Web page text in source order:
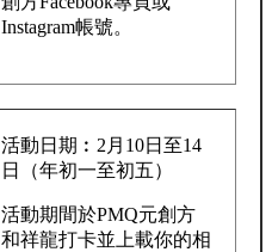
Instagram帳號。
活動日期︰2月10日至14
日（年初一至初五）
活動期間於PMQ元創方
和祥龍打卡並上載你的相